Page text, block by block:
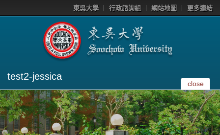
東吳大學 行政諮詢組 網站地圖 更多連結
test2-jessica
close